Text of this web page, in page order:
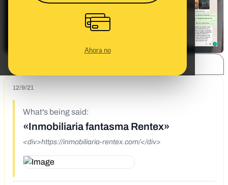
Ahora no
12/9/21
What's being said:
«Inmobiliaria fantasma Rentex»
<div>https://inmobiliaria-rentex.com/</div>